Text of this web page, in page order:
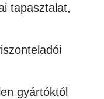
tapasztalat,
gyártóktól